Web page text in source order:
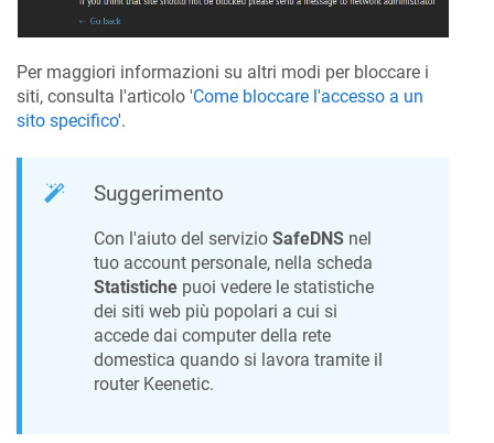
Per maggiori informazioni su altri modi per bloccare i
siti, consulta l'articolo 'Come bloccare l'accesso a un
sito specifico'.
Suggerimento
Con l'aiuto del servizio SafeDNS nel
tuo account personale, nella scheda
Statistiche puoi vedere le statistiche
dei siti web più popolari a cui si
accede dai computer della rete
domestica quando si lavora tramite il
router Keenetic.